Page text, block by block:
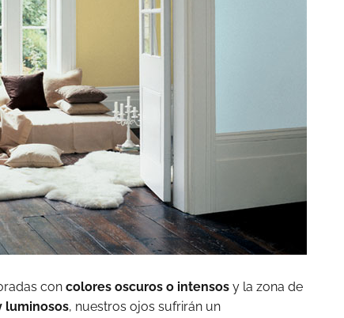
con colores oscuros o intensos y la zona de
luminosos, nuestros ojos sufrirán un